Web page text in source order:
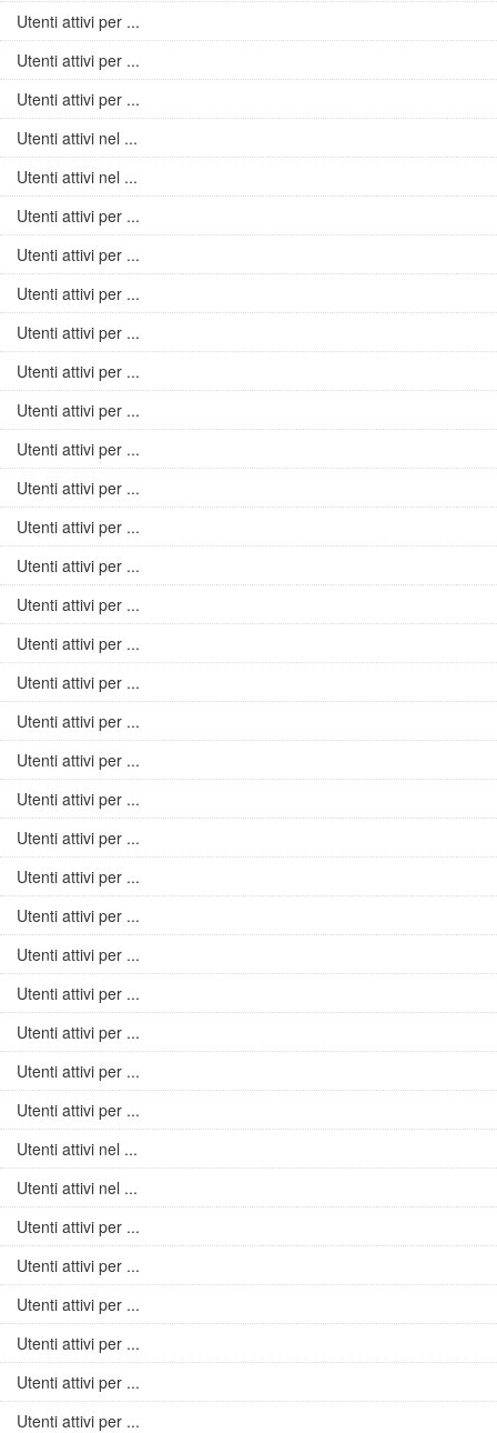
Utenti attivi per ...
Utenti attivi per ...
Utenti attivi per ...
Utenti attivi nel ...
Utenti attivi nel ...
Utenti attivi per ...
Utenti attivi per ...
Utenti attivi per ...
Utenti attivi per ...
Utenti attivi per ...
Utenti attivi per ...
Utenti attivi per ...
Utenti attivi per ...
Utenti attivi per ...
Utenti attivi per ...
Utenti attivi per ...
Utenti attivi per ...
Utenti attivi per ...
Utenti attivi per ...
Utenti attivi per ...
Utenti attivi per ...
Utenti attivi per ...
Utenti attivi per ...
Utenti attivi per ...
Utenti attivi per ...
Utenti attivi per ...
Utenti attivi per ...
Utenti attivi per ...
Utenti attivi per ...
Utenti attivi nel ...
Utenti attivi nel ...
Utenti attivi per ...
Utenti attivi per ...
Utenti attivi per ...
Utenti attivi per ...
Utenti attivi per ...
Utenti attivi per ...